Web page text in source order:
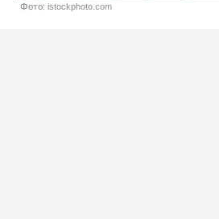
Фото: istockphoto.com